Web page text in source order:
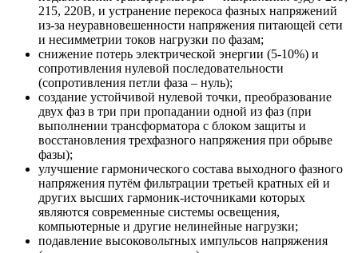
215, 220В, и устранение перекоса фазных напряжений
из-за неуравновешенности напряжения питающей сети
и несимметрии токов нагрузки по фазам;
снижение потерь электрической энергии (5-10%) и
сопротивления нулевой последовательности
(сопротивления петли фаза – нуль);
создание устойчивой нулевой точки, преобразование
двух фаз в три при пропадании одной из фаз (при
выполнении трансформатора с блоком защиты и
восстановления трехфазного напряжения при обрыве
фазы);
улучшение гармонического состава выходного фазного
напряжения путём фильтрации третьей кратных ей и
других высших гармоник-источниками которых
являются современные системы освещения,
компьютерные и другие нелинейные нагрузки;
подавление высоковольтных импульсов напряжения